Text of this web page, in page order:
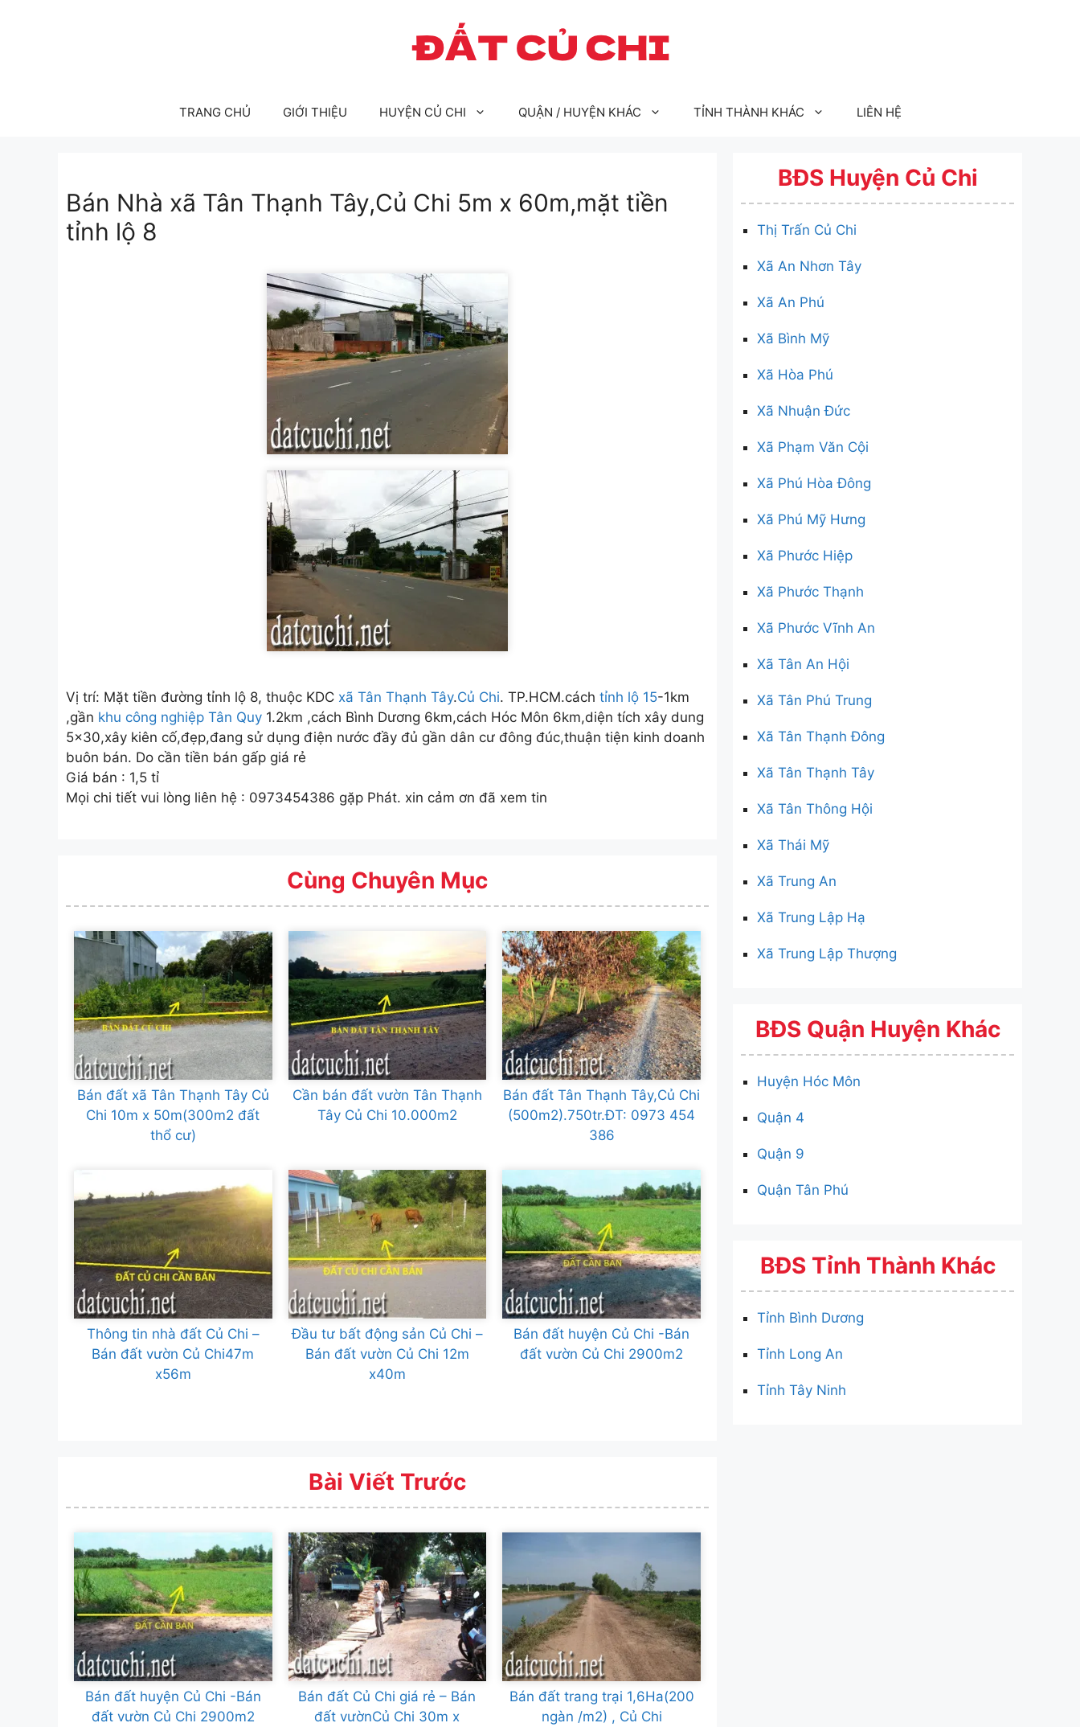
TRANG CHỦ GIỚI THIỆU HUYỆN CỦ CHI QUẬN / HUYỆN KHÁC TỈNH THÀNH KHÁC LIÊN HỆ
Bán Nhà xã Tân Thạnh Tây,Củ Chi 5m x 60m,mặt tiền
tỉnh lộ 8
Vị trí: Mặt tiền đường tỉnh lộ 8, thuộc KDC xã Tân Thạnh Tây.Củ Chi. TP.HCM.cách tỉnh lộ 15-1km
,gần khu công nghiệp Tân Quy 1.2km ,cách Bình Dương 6km,cách Hóc Môn 6km,diện tích xây dung
5×30,xây kiên cố,đẹp,đang sử dụng điện nước đầy đủ gần dân cư đông đúc,thuận tiện kinh doanh
buôn bán. Do cần tiền bán gấp giá rẻ
Giá bán : 1,5 tỉ
Mọi chi tiết vui lòng liên hệ : 0973454386 gặp Phát. xin cảm ơn đã xem tin
Cùng Chuyên Mục
Bán đất xã Tân Thạnh Tây Củ
Chi 10m x 50m(300m2 đất
thổ cư)
Cần bán đất vườn Tân Thạnh
Tây Củ Chi 10.000m2
Bán đất Tân Thạnh Tây,Củ Chi
(500m2).750tr.ĐT: 0973 454
386
Thông tin nhà đất Củ Chi –
Bán đất vườn Củ Chi47m
x56m
Đầu tư bất động sản Củ Chi –
Bán đất vườn Củ Chi 12m
x40m
Bán đất huyện Củ Chi -Bán
đất vườn Củ Chi 2900m2
Bài Viết Trước
Bán đất huyện Củ Chi -Bán
đất vườn Củ Chi 2900m2
Bán đất Củ Chi giá rẻ – Bán
đất vườnCủ Chi 30m x
Bán đất trang trại 1,6Ha(200
ngàn /m2) , Củ Chi
BĐS Huyện Củ Chi
Thị Trấn Củ Chi
Xã An Nhơn Tây
Xã An Phú
Xã Bình Mỹ
Xã Hòa Phú
Xã Nhuận Đức
Xã Phạm Văn Cội
Xã Phú Hòa Đông
Xã Phú Mỹ Hưng
Xã Phước Hiệp
Xã Phước Thạnh
Xã Phước Vĩnh An
Xã Tân An Hội
Xã Tân Phú Trung
Xã Tân Thạnh Đông
Xã Tân Thạnh Tây
Xã Tân Thông Hội
Xã Thái Mỹ
Xã Trung An
Xã Trung Lập Hạ
Xã Trung Lập Thượng
BĐS Quận Huyện Khác
Huyện Hóc Môn
Quận 4
Quận 9
Quận Tân Phú
BĐS Tỉnh Thành Khác
Tỉnh Bình Dương
Tỉnh Long An
Tỉnh Tây Ninh